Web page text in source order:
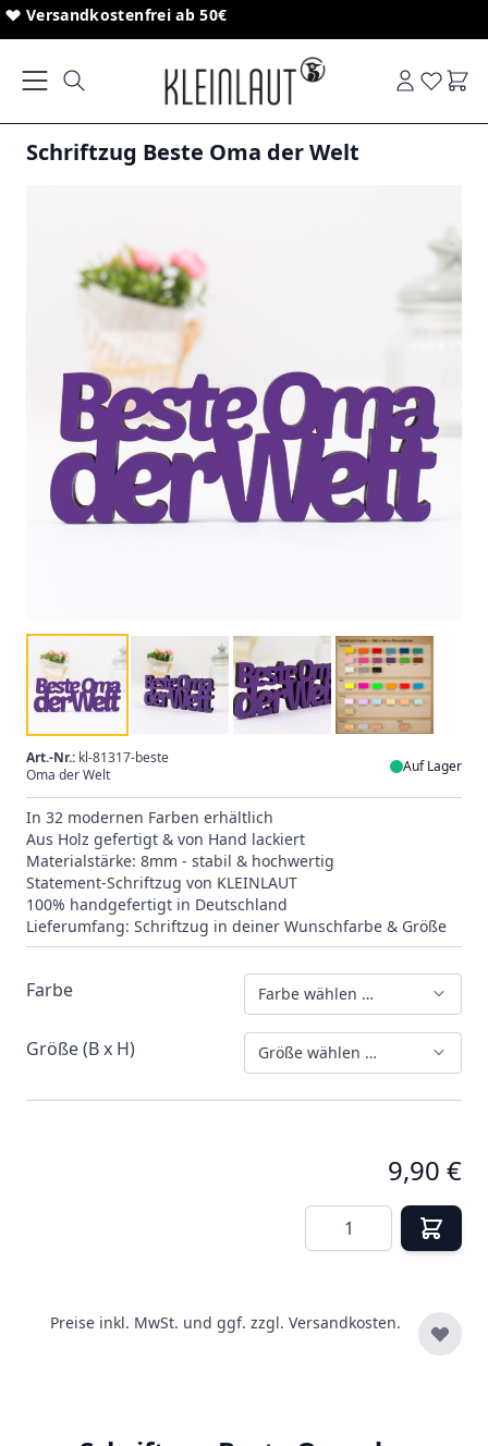
Direkt zum Inhalt
Versandkostenfrei ab 50€
Sonderanfertigungen von Schriftzügen
Schriftzug Beste Oma der Welt
Art.-Nr.: kl-81317-beste
Oma der Welt
Auf Lager
In 32 modernen Farben erhältlich
Aus Holz gefertigt & von Hand lackiert
Materialstärke: 8mm - stabil & hochwertig
Statement-Schriftzug von KLEINLAUT
100% handgefertigt in Deutschland
Lieferumfang: Schriftzug in deiner Wunschfarbe & Größe
Farbe Farbe wählen …
Größe (B x H) Größe wählen …
9,90 €
Menge
Preise inkl. MwSt. und ggf. zzgl. Versandkosten.